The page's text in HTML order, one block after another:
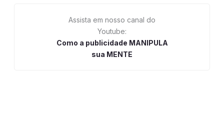
Assista em nosso canal do
Youtube:
Como a publicidade MANIPULA
sua MENTE